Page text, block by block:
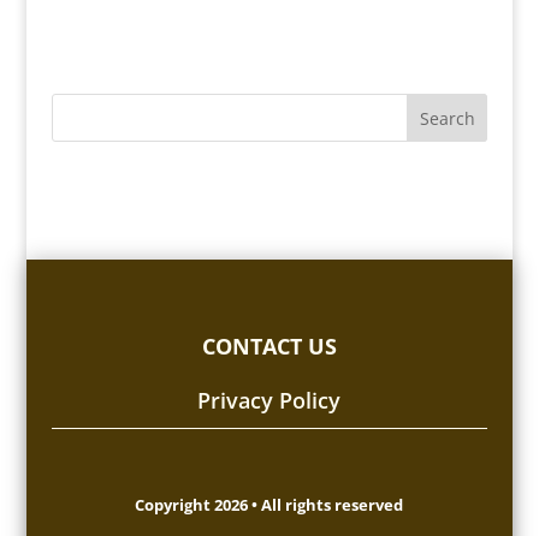
CONTACT US
Privacy Policy
Copyright 2026 • All rights reserved